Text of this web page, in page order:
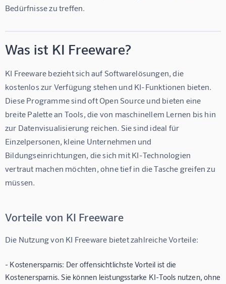
Bedürfnisse zu treffen.
Was ist KI Freeware?
KI Freeware bezieht sich auf Softwarelösungen, die
kostenlos zur Verfügung stehen und KI-Funktionen bieten.
Diese Programme sind oft Open Source und bieten eine
breite Palette an Tools, die von maschinellem Lernen bis hin
zur Datenvisualisierung reichen. Sie sind ideal für
Einzelpersonen, kleine Unternehmen und
Bildungseinrichtungen, die sich mit KI-Technologien
vertraut machen möchten, ohne tief in die Tasche greifen zu
müssen.
Vorteile von KI Freeware
Die Nutzung von KI Freeware bietet zahlreiche Vorteile:
- Kostenersparnis: Der offensichtlichste Vorteil ist die
Kostenersparnis. Sie können leistungsstarke KI-Tools nutzen, ohne